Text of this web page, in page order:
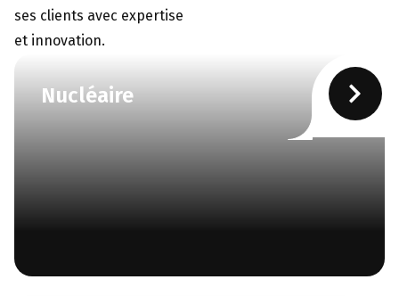
ses clients avec expertise
et innovation.
Nucléaire